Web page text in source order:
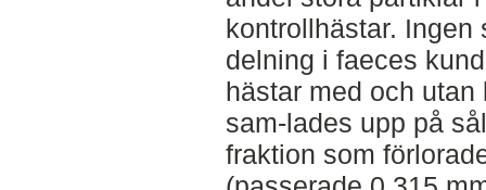
kontrollhästar.
delning i faeces
hästar med och
sam-lades upp på
fraktion som